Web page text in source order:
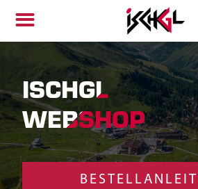
ISCHGL
WEBSHOP